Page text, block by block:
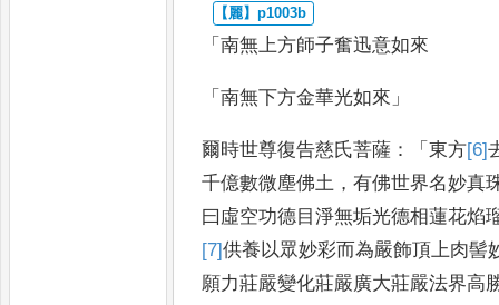
「南無上方師子奮迅意如來
「南無下方金華光如來 」
爾時世尊復告慈氏菩薩 ：「東方[6]
千億數微塵佛土 ，有佛世界名妙真
曰虛空功德目淨無垢光德相蓮花焰
[7]供養以眾妙彩而為嚴飾頂上肉髻
願力莊嚴變化莊嚴廣大莊嚴法界高